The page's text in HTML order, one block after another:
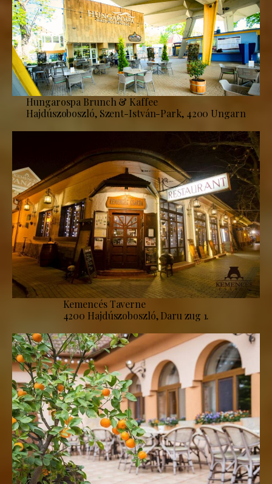
Hungarospa Brunch & Kaffee
Hajdúszoboszló, Szent-István-Park, 4200 Ungarn
Kemencés Taverne
4200 Hajdúszoboszló, Daru zug 1.